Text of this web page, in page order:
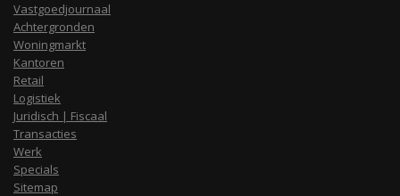
Vastgoedjournaal
Achtergronden
Woningmarkt
Kantoren
Retail
Logistiek
Juridisch | Fiscaal
Transacties
Werk
Specials
Sitemap